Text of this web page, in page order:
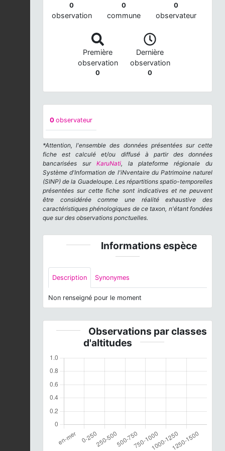
0
observation
0
commune
0
observateur
Première
observation
0
Dernière
observation
0
0 observateur
*Attention, l'ensemble des données présentées sur cette
fiche est calculé et/ou diffusé à partir des données
bancarisées sur KaruNati, la plateforme régionale du
Système d'Information de l'iNventaire du Patrimoine naturel
(SINP) de la Guadeloupe. Les répartitions spatio-temporelles
présentées sur cette fiche sont indicatives et ne peuvent
être considérée comme une réalité exhaustive des
caractéristiques phénologiques de ce taxon, n'étant fondées
que sur des observations ponctuelles.
Informations espèce
Description Synonymes
Non renseigné pour le moment
Observations par classes
d'altitudes